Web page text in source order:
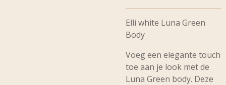
Elli white Luna Green
Body
Voeg een elegante touch
toe aan je look met de
Luna Green body. Deze